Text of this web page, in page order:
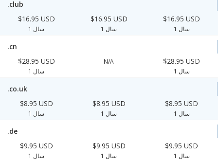
.club
$16.95 USD
1 سال
$16.95 USD
1 سال
$16.95 USD
1 سال
.cn
$28.95 USD
1 سال
N/A $28.95 USD
1 سال
.co.uk
$8.95 USD
1 سال
$8.95 USD
1 سال
$8.95 USD
1 سال
.de
$9.95 USD
1 سال
$9.95 USD
1 سال
$9.95 USD
1 سال